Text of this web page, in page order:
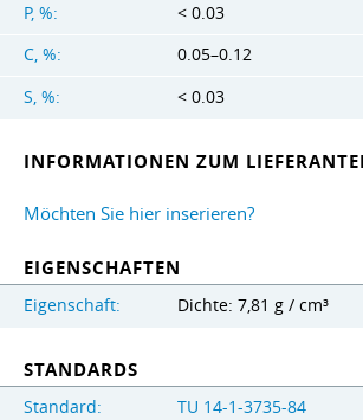
P, %:
< 0.03
C, %:
0.05–0.12
S, %:
< 0.03
INFORMATIONEN ZUM
Möchten Sie hier inserieren?
EIGENSCHAFTEN
Eigenschaft: Dichte: 7,81 g / cm³
STANDARDS
Standard:
TU 14-1-3735-84